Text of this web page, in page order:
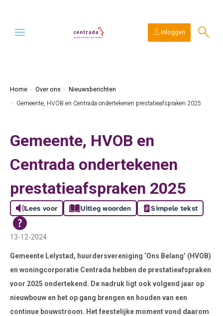
Naar de homepage
Ga naar Hoofd Inloggen
Home Over ons
Nieuwsberichten
Gemeente, HVOB en Centrada ondertekenen prestatieafspraken 2025
Gemeente, HVOB en
Centrada ondertekenen
prestatieafspraken 2025
Lees voor Uitleg woorden Simpele tekst
13-12-2024
Gemeente Lelystad, huurdersvereniging ‘Ons Belang’ (HVOB)
en woningcorporatie Centrada hebben de prestatieafspraken
voor 2025 ondertekend. De nadruk ligt ook volgend jaar op
nieuwbouw en het op gang brengen en houden van een
continue bouwstroom. Het feestelijke moment vond daarom